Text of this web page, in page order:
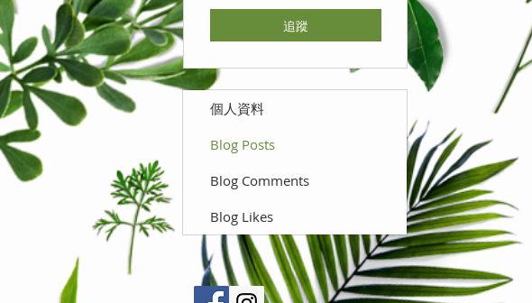
追蹤
個人資料
Blog Posts
Blog Comments
Blog Likes